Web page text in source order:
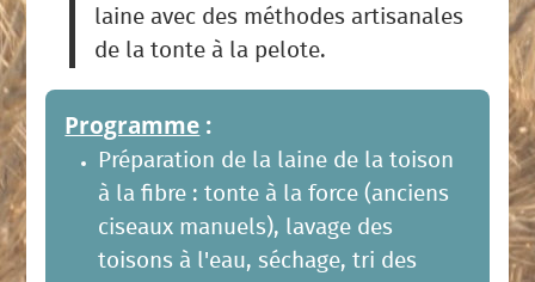
laine avec des méthodes artisanales
de la tonte à la pelote.
Programme :
Préparation de la laine de la toison
à la fibre : tonte à la force (anciens
ciseaux manuels), lavage des
toisons à l'eau, séchage, tri des